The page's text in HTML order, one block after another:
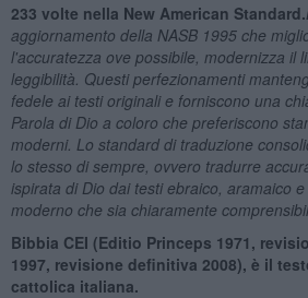
233 volte nella New American Standard.
aggiornamento della NASB 1995 che
l'accuratezza ove possibile, modernizza il
leggibilità. Questi perfezionamenti
fedele ai testi originali e forniscono una
Parola di Dio a coloro che preferiscono
moderni. Lo standard di traduzione
lo stesso di sempre, ovvero tradurre
ispirata di Dio dai testi ebraico, aramaico
moderno che sia chiaramente
Bibbia CEI (Editio Princeps 1971,
1997, revisione definitiva 2008), è il
cattolica italiana.